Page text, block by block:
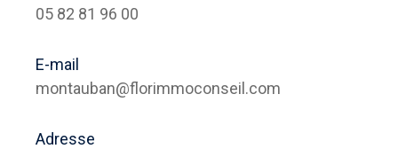
05 82 81 96 00
E-mail
montauban@florimmoconseil.com
Adresse